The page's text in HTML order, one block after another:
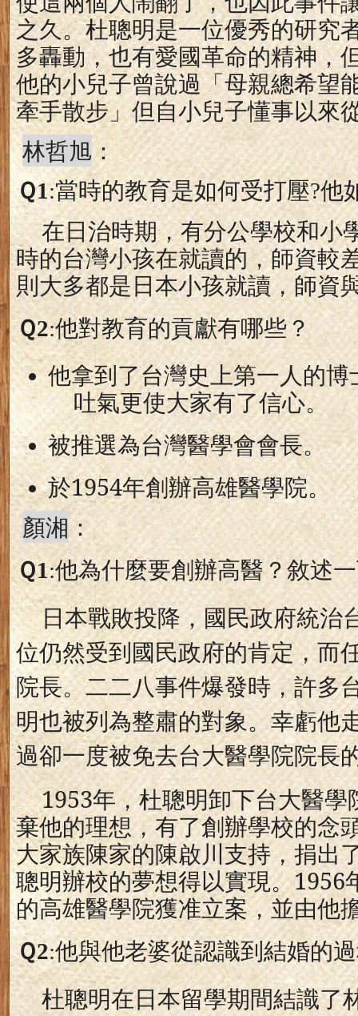
之久。杜聰明是一位優秀的研究
多轟動，也有愛國革命的精神，
他的小兒子曾說過「母親總希望
牽手散步」但自小兒子懂事以來
林哲旭：
Ｑ1:當時的教育是如何受打壓?他
在日治時期，有分公學校和小
時的台灣小孩在就讀的，師資較
則大多都是日本小孩就讀，師資
Ｑ2:他對教育的貢獻有哪些？
他拿到了台灣史上第一人的
吐氣更使大家有了信心。
被推選為台灣醫學會會長。
於1954年創辦高雄醫學院。
顏湘：
Ｑ1:他為什麼要創辦高醫？敘述
日本戰敗投降，國民政府統治
位仍然受到國民政府的肯定，而
院長。二二八事件爆發時，許多
明也被列為整肅的對象。幸虧他
過卻一度被免去台大醫學院院長
1953年，杜聰明卸下台大醫
棄他的理想，有了創辦學校的念
大家族陳家的陳啟川支持，捐出
聰明辦校的夢想得以實現。1956
的高雄醫學院獲准立案，並由他
Ｑ2:他與他老婆從認識到結婚的
杜聰明在日本留學期間結識了